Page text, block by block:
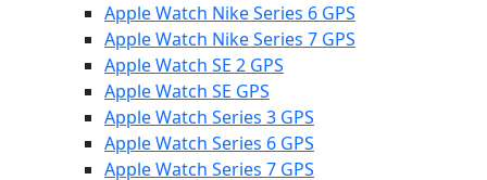
Apple Watch Nike Series 6 GPS
Apple Watch Nike Series 7 GPS
Apple Watch SE 2 GPS
Apple Watch SE GPS
Apple Watch Series 3 GPS
Apple Watch Series 6 GPS
Apple Watch Series 7 GPS